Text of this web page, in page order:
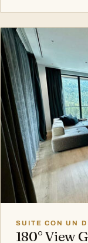
SUITE CON UN
180° View